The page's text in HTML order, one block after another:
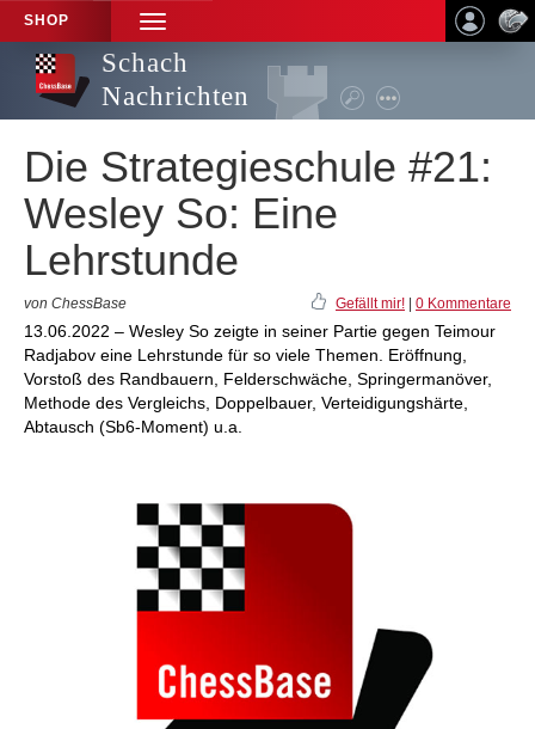
SHOP
TOGGLE
NAVIGATION
Schach
Nachrichten
Die Strategieschule #21:
Wesley So: Eine
Lehrstunde
von ChessBase Gefällt mir! 0 Kommentare
13.06.2022 – Wesley So zeigte in seiner Partie gegen Teimour
Radjabov eine Lehrstunde für so viele Themen. Eröffnung,
Vorstoß des Randbauern, Felderschwäche, Springermanöver,
Methode des Vergleichs, Doppelbauer, Verteidigungshärte,
Abtausch (Sb6-Moment) u.a.